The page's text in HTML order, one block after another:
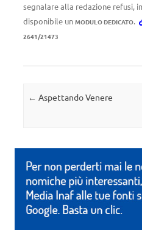
segnalare alla redazione refusi,
disponibile un MODULO DEDICATO.
2641/21473
Navigazione articolo
← Aspettando Venere